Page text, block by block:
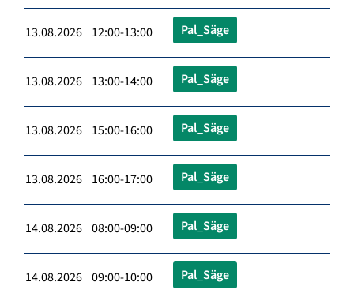
13.08.2026 12:00-13:00 Pal_Säge
13.08.2026 13:00-14:00 Pal_Säge
13.08.2026 15:00-16:00 Pal_Säge
13.08.2026 16:00-17:00 Pal_Säge
14.08.2026 08:00-09:00 Pal_Säge
14.08.2026 09:00-10:00 Pal_Säge